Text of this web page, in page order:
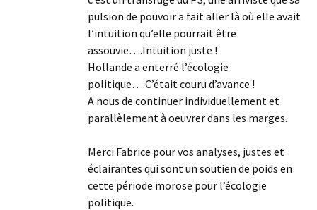
pulsion de pouvoir a fait aller là où elle avait
l’intuition qu’elle pourrait être
assouvie….Intuition juste !
Hollande a enterré l’écologie
politique….C’était couru d’avance !
A nous de continuer individuellement et
parallèlement à oeuvrer dans les marges.
Merci Fabrice pour vos analyses, justes et
éclairantes qui sont un soutien de poids en
cette période morose pour l’écologie
politique.